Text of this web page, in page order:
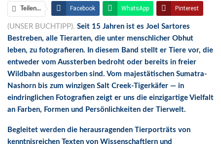
Teilen... Facebook WhatsApp Pinterest
Email Linkedin Telegram
Facebook Messenger
(UNSER BUCHTIPP). Seit 15 Jahren ist es Joel Sartores
Bestreben, alle Tierarten, die unter menschlicher Obhut
leben, zu fotografieren. In diesem Band stellt er Tiere vor, die
entweder vom Aussterben bedroht oder bereits in freier
Wildbahn ausgestorben sind. Vom majestätischen Sumatra-
Nashorn bis zum winzigen Salt Creek-Tigerkäfer — in
eindringlichen Fotografien zeigt er uns die einzigartige Vielfalt
an Farben, Formen und Persönlichkeiten der Tierwelt.
Begleitet werden die herausragenden Tierporträts von
kenntnisreichen Texten von Wissenschaftlern und